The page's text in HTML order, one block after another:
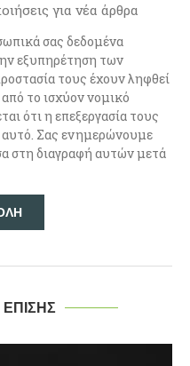
για νέα άρθρα
σας δεδομένα
εξυπηρέτηση των
τους έχουν ληφθεί
το ισχύον νομικό
ότι η επεξεργασία τους
αυτό. Σας ενημερώνουμε
στη διαγραφή αυτών μετά